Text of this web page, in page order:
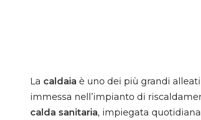
La caldaia è uno dei più grandi
immessa nell’impianto di
calda sanitaria, impiegata